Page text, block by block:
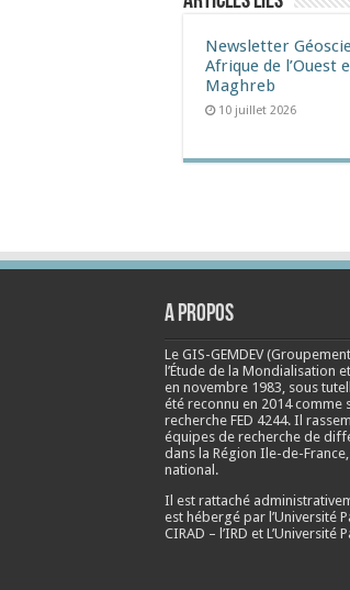
Newsletter
Afrique de l’Ouest
Maghreb
10 juillet 2026
A propos
Le GIS-GEMDEV
l’Étude de la Mondialisation
en novembre 1983 , sous
été reconnu en 2014
recherche FED 4244. Il
équipes de recherche de
dans la Région Ile-de-
national.
Il est rattaché
est hébergé par l’Université
CIRAD – l’IRD et L’Université